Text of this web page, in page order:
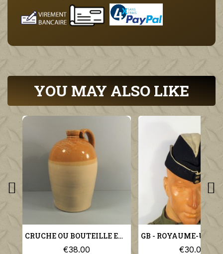
YOU MAY ALSO LIKE
CRUCHE OU BOUTEILLE EN GRES TYPE S.R.D. ANGLAISE MILITARIA WW1 WW2
€38.00 €30.00